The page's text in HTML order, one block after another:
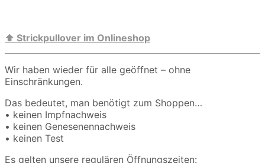
⬆️ Strickpullover im Onlineshop
Wir haben wieder für alle geöffnet – ohne
Einschränkungen.
Das bedeutet, man benötigt zum Shoppen…
• keinen Impfnachweis
• keinen Genesenennachweis
• keinen Test
Es gelten unsere regulären Öffnungszeiten: